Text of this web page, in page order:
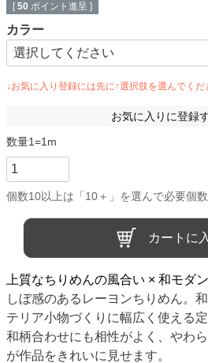
[ 50 ポイント進呈 ]
カラー
お気に入りに登録
カートに
上質なちりめんの風合い × 和モダ
しぼ感のあるレーヨンちりめん。
テリア小物づくりに幅広く使える
和柄合わせにも相性がよく、やわ
が作品をきれいに見せます。